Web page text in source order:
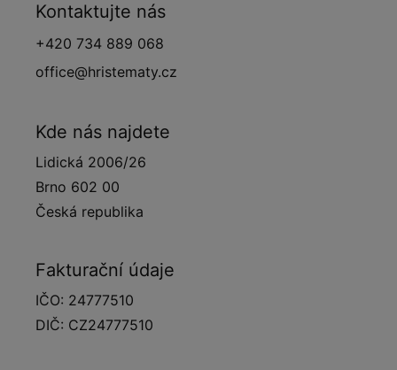
Kontaktujte nás
+420 734 889 068
office@hristematy.cz
Kde nás najdete
Lidická 2006/26
Brno 602 00
Česká republika
Fakturační údaje
IČO: 24777510
DIČ: CZ24777510